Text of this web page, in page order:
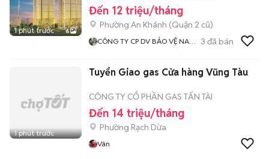
1 phút trước 6
Đến 12 triệu/tháng
Phường An Khánh (Quận 2 cũ)
CÔNG TY CP DV BẢO VỆ NAM
3 đã bán
1 phút trước
Tuyển Giao gas Cửa hàng Vũng Tàu
CÔNG TY CỔ PHẦN GAS TẤN TÀI
Đến 14 triệu/tháng
Phường Rạch Dừa
Vân